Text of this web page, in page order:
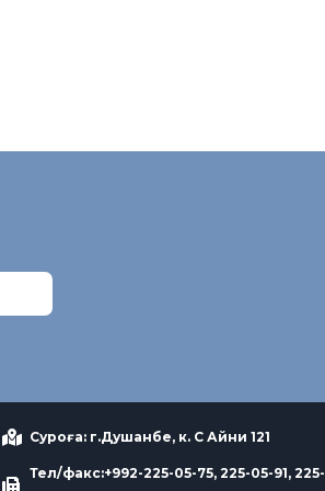
Суроға: г.Душанбе, к. С Айни 121
Тел/факс:+992-225-05-75, 225-05-91, 225-